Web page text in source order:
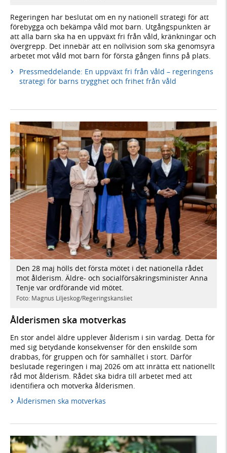
Regeringen har beslutat om en ny nationell strategi för att
förebygga och bekämpa våld mot barn. Utgångspunkten är
att alla barn ska ha en uppväxt fri från våld, kränkningar och
övergrepp. Det innebär att en nollvision som ska genomsyra
arbetet mot våld mot barn för första gången finns på plats.
Pressmeddelande: En uppväxt fri från våld – regeringens
strategi för barns trygghet och frihet från våld
Den 28 maj hölls det första mötet i det nationella rådet
mot ålderism. Äldre- och socialförsäkringsminister Anna
Tenje var ordförande vid mötet.
Foto: Magnus Liljeskog/Regeringskansliet
Ålderismen ska motverkas
En stor andel äldre upplever ålderism i sin vardag. Detta för
med sig betydande konsekvenser för den enskilde som
drabbas, för gruppen och för samhället i stort. Därför
beslutade regeringen i maj 2026 om att inrätta ett nationellt
råd mot ålderism. Rådet ska bidra till arbetet med att
identifiera och motverka ålderismen.
Ålderismen ska motverkas